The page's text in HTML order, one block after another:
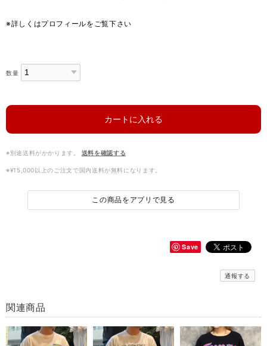
※詳しくはプロフィールをご覧下さい
数量
カートに入れる
※別途送料がかかります。 送料を確認する
※¥15,000以上のご注文で国内送料が無料になります。
この商品をアプリで見る
Save
通報する
関連商品